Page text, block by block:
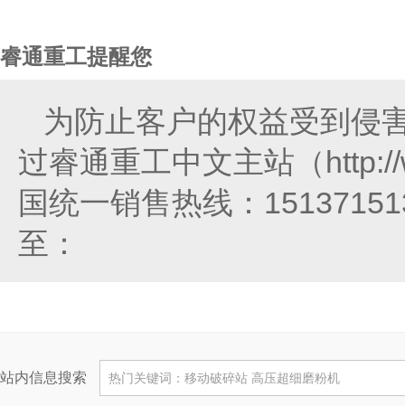
睿通重工提醒您
为防止客户的权益受到侵
过睿通重工中文主站（
国统一销售热线：
至：
站内信息搜索